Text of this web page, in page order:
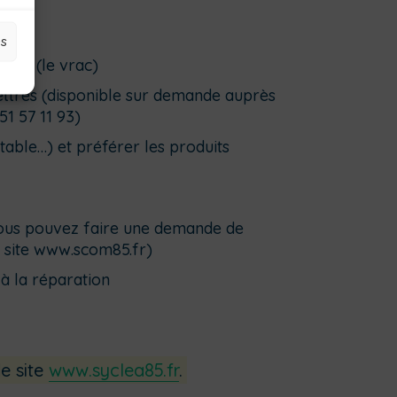
(le vrac)
(disponible sur demande auprès
57 11 93)
et préférer les produits
pouvez faire une demande de
www.scom85.fr)
la réparation
site www.syclea85.fr.